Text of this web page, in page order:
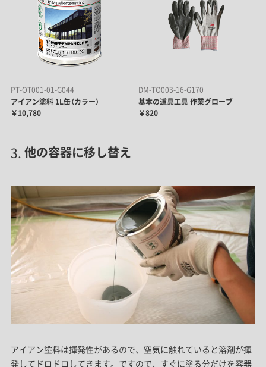
PT-OT001-01-G044
アイアン塗料 1L缶（カラー）
￥10,780
DM-TO003-16-G170
基本の道具工具 作業グローブ
￥820
他の容器に移し替え
アイアン塗料は揮発性があるので、空気に触れていると溶剤が揮
発してドロドロしてきます。ですので、すぐに塗る分だけを容器